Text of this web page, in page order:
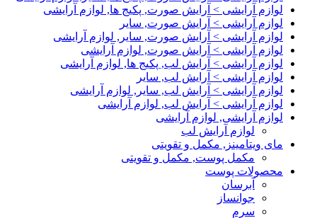
لوازم آرایشی > آرایش صورت, پکیج ها, لوازم آرایشی
لوازم آرایشی > آرایش صورت, سایر
لوازم آرایشی > آرایش صورت, سایر, لوازم آرایشی
لوازم آرایشی > آرایش صورت, لوازم آرایشی
لوازم آرایشی > آرایش لب, پکیج ها, لوازم آرایشی
لوازم آرایشی > آرایش لب, سایر
لوازم آرایشی > آرایش لب, سایر, لوازم آرایشی
لوازم آرایشی > آرایش لب, لوازم آرایشی
لوازم آرایشی, لوازم آرایشی
لوازم آرایش لب
مای ویتامینز, مکمل و تقویتی
مکمل پوست, مکمل و تقویتی
محصولات پوست
آبرسان
جوانساز
سرم